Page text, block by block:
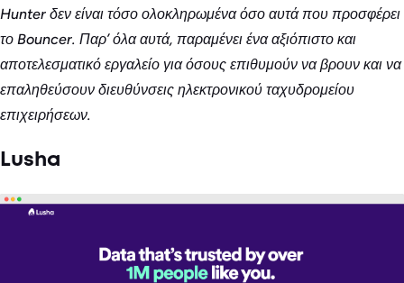
Hunter δεν είναι τόσο ολοκληρωμένα όσο αυτά που προσφέρει
το Bouncer. Παρ’ όλα αυτά, παραμένει ένα αξιόπιστο και
αποτελεσματικό εργαλείο για όσους επιθυμούν να βρουν και να
επαληθεύσουν διευθύνσεις ηλεκτρονικού ταχυδρομείου
επιχειρήσεων.
Lusha